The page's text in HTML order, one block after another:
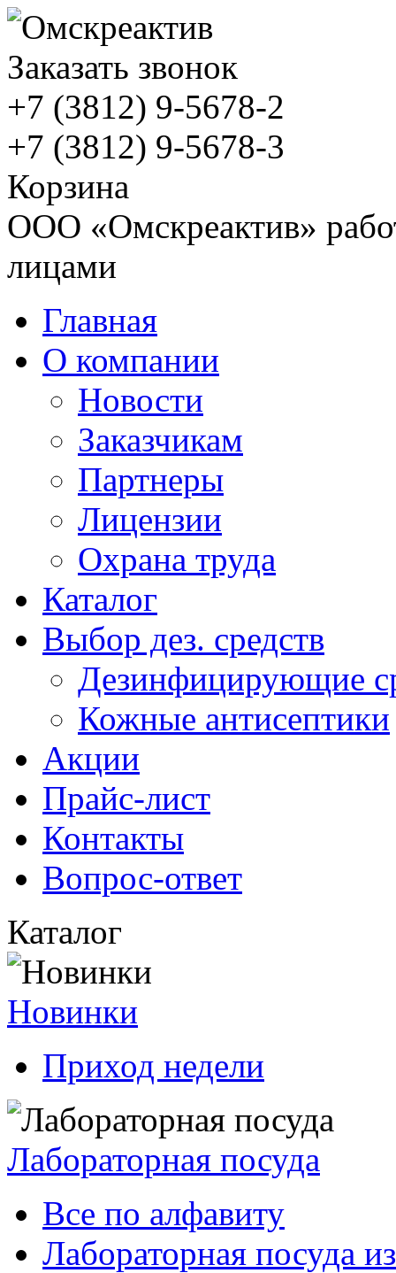
Заказать звонок
+7 (3812) 9-5678-2
+7 (3812) 9-5678-3
Корзина
ООО «Омскреактив»
лицами
Главная
О компании
Новости
Заказчикам
Партнеры
Лицензии
Охрана труда
Каталог
Выбор дез. средств
Дезинфицирующие
Кожные антисептики
Акции
Прайс-лист
Контакты
Вопрос-ответ
Каталог
Новинки
Приход недели
Лабораторная посуда
Все по алфавиту
Лабораторная посуда